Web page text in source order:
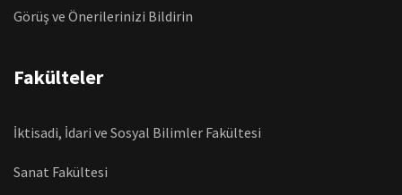
Görüş ve Önerilerinizi Bildirin
Fakülteler
İktisadi, İdari ve Sosyal Bilimler Fakültesi
Sanat Fakültesi